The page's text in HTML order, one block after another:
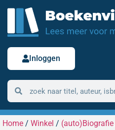
Inloggen
Home / Winkel / (auto)Biografie